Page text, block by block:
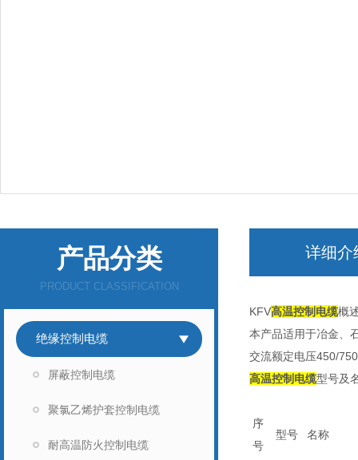
产品分类
PRODUCT CLASSIFICATION
绝缘控制电缆
屏蔽控制电缆
聚氯乙烯护套控制电缆
耐高温防火控制电缆
详细介
KFV高温控制电缆概
本产品适用于冶金、
交流额定电压450/
高温控制电缆型号及
序
号
型号 名称